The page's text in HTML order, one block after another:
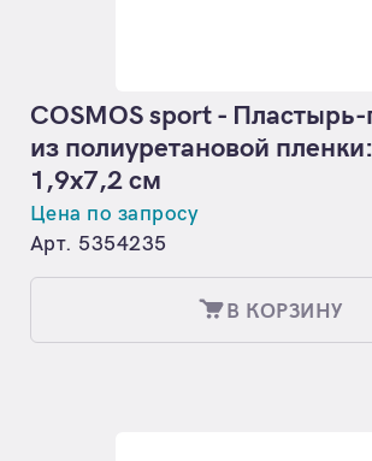
COSMOS sport - Пластырь-
из полиуретановой
1,9х7,2 см
Цена по запросу
Арт. 5354235
В КОРЗИНУ